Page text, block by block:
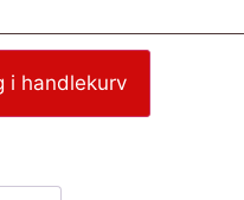
i handlekurv